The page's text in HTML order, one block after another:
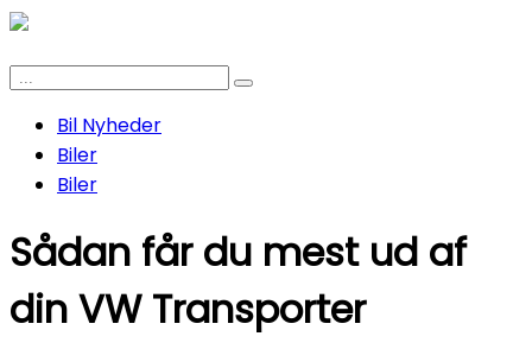
Bil Nyheder
Biler
Biler
Sådan får du mest ud af
din VW Transporter